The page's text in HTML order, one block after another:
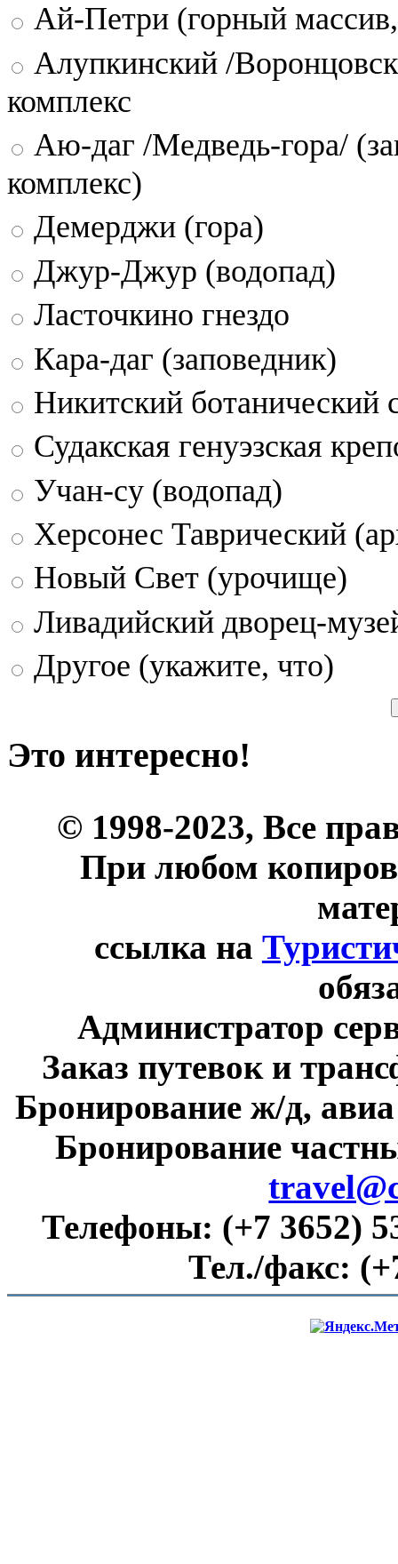
Ай-Петри (горный
Алупкинский /
комплекс
Аю-даг /Медведь-гора/
комплекс)
Демерджи (гора)
Джур-Джур (водопад)
Ласточкино гнездо
Кара-даг (заповедник)
Никитский ботанический
Судакская генуэзская
Учан-су (водопад)
Херсонес Таврический
Новый Свет (урочище)
Ливадийский дворец-
Другое (укажите, что)
Это интересно!
© 1998-2023, Все
При любом
ссылка на
Администратор
Заказ путевок и
Бронирование ж/д,
Бронирование
Телефоны: (+7 3652)
Тел./факс: